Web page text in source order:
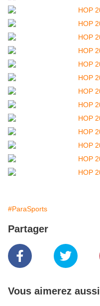
#ParaSports
Partager
Vous aimerez aussi